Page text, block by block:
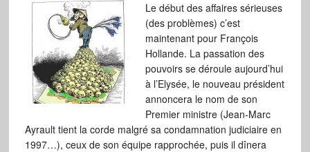
Le début des affaires sérieuses
(des problèmes) c’est
maintenant pour François
Hollande. La passation des
pouvoirs se déroule aujourd’hui
à l’Elysée, le nouveau président
annoncera le nom de son
Premier ministre (Jean-Marc
Ayrault tient la corde malgré sa condamnation judiciaire en
1997…), ceux de son équipe rapprochée, puis il dînera